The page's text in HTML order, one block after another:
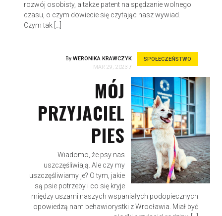
rozwój osobisty, a także patent na spędzanie wolnego
czasu, o czym dowiecie się czytając nasz wywiad.
Czym tak […]
SPOŁECZEŃSTWO
By WERONIKA KRAWCZYK
MAR 29, 2023
MÓJ
PRZYJACIEL
PIES
Wiadomo, że psy nas
uszczęśliwiają. Ale czy my
uszczęśliwiamy je? O tym, jakie
są psie potrzeby i co się kryje
między uszami naszych wspaniałych podopiecznych
opowiedzą nam behawiorystki z Wrocławia. Miał być